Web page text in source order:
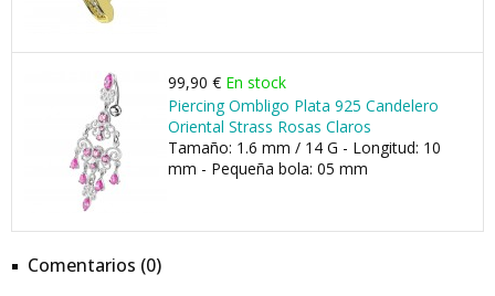
99,90 € En stock
Piercing Ombligo Plata 925 Candelero
Oriental Strass Rosas Claros
Tamaño: 1.6 mm / 14 G - Longitud: 10
mm - Pequeña bola: 05 mm
Comentarios (0)